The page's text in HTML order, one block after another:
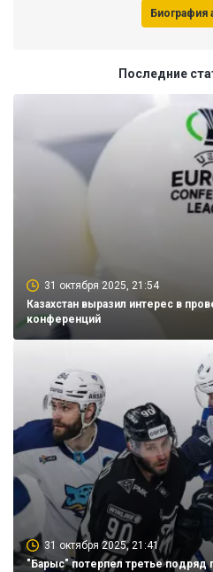
Биография
Последние
31 октября 2025, 21:54
Казахстан выразил интерес в
конференций
31 октября 2025, 21:41
"Барыс" потерпел третье подряд